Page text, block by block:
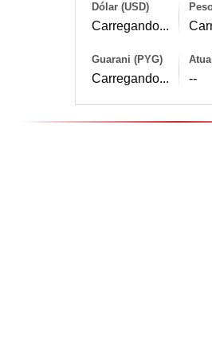
Dólar (USD)
Carregando...
Guarani (PYG)
Carregando... --